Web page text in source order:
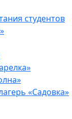
студентов
«Садовка»